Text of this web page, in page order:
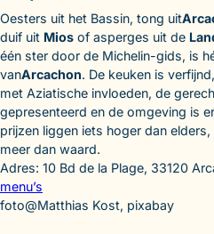
Oesters uit het Bassin, tong uit
duif uit Mios of asperges uit de
één ster door de Michelin-gids, is
vanArcachon. De keuken is
met Aziatische invloeden, de
gepresenteerd en de omgeving is
prijzen liggen iets hoger dan
meer dan waard.
Adres: 10 Bd de la Plage, 33120
menu’s
foto@Matthias Kost, pixabay